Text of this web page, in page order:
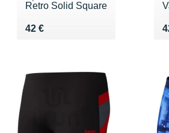
Retro Solid Square
42 €
Vendu 42 €